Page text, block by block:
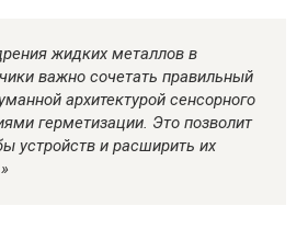
жидких металлов в
важно сочетать правильный
архитектурой сенсорного
герметизации. Это позволит
устройств и расширить их